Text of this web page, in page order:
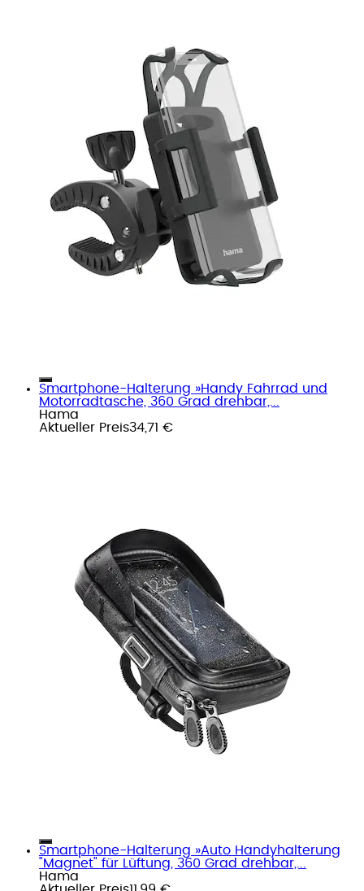
Smartphone-Halterung »Handy Fahrrad und
Motorradtasche, 360 Grad drehbar,...
Hama
Aktueller Preis34,71 €
Smartphone-Halterung »Auto Handyhalterung
"Magnet" für Lüftung, 360 Grad drehbar,...
Hama